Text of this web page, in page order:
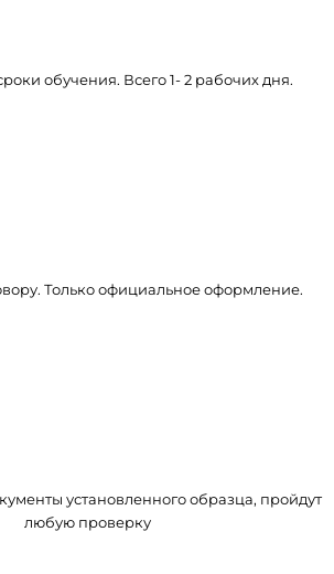
обучения. Всего 1- 2 рабочих дня.
Только официальное оформление.
установленного образца, пройдут
любую проверку